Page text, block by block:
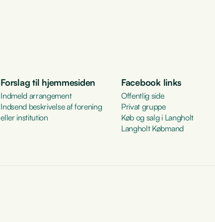
Forslag til hjemmesiden
Indmeld arrangement
Indsend beskrivelse af forening
eller institution
Facebook links
Offentlig side
Privat gruppe
Køb og salg i Langholt
Langholt Købmand